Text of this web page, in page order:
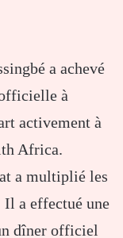
a achevé
à
activement à
Africa.
a multiplié les
Il a effectué une
dîner officiel